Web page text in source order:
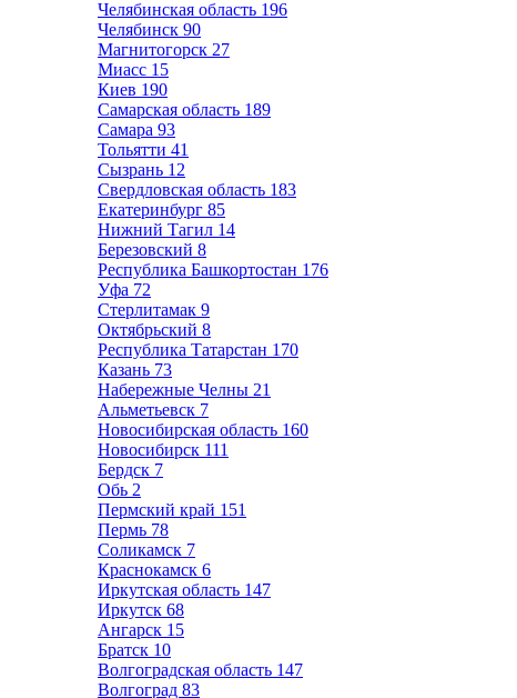
Челябинская область 196
Челябинск 90
Магнитогорск 27
Миасс 15
Киев 190
Самарская область 189
Самара 93
Тольятти 41
Сызрань 12
Свердловская область 183
Екатеринбург 85
Нижний Тагил 14
Березовский 8
Республика Башкортостан 176
Уфа 72
Стерлитамак 9
Октябрьский 8
Республика Татарстан 170
Казань 73
Набережные Челны 21
Альметьевск 7
Новосибирская область 160
Новосибирск 111
Бердск 7
Обь 2
Пермский край 151
Пермь 78
Соликамск 7
Краснокамск 6
Иркутская область 147
Иркутск 68
Ангарск 15
Братск 10
Волгоградская область 147
Волгоград 83